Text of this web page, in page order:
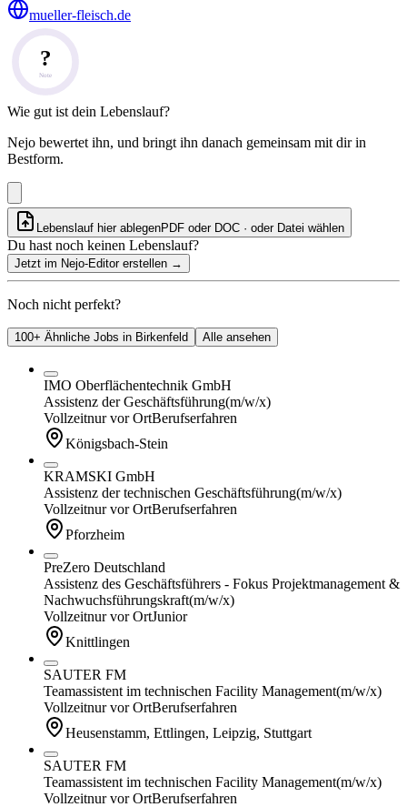
mueller-fleisch.de
?
Note
Wie gut ist dein Lebenslauf?
Nejo bewertet ihn, und bringt ihn danach gemeinsam mit dir in
Bestform.
Lebenslauf hier ablegenPDF oder DOC · oder Datei wählen
Du hast noch keinen Lebenslauf?
Jetzt im Nejo-Editor erstellen →
Noch nicht perfekt?
100+ Ähnliche Jobs in Birkenfeld Alle ansehen
IMO Oberflächentechnik GmbH
Assistenz der Geschäftsführung(m/w/x)
Vollzeitnur vor OrtBerufserfahren
Königsbach-Stein
KRAMSKI GmbH
Assistenz der technischen Geschäftsführung(m/w/x)
Vollzeitnur vor OrtBerufserfahren
Pforzheim
PreZero Deutschland
Assistenz des Geschäftsführers - Fokus Projektmanagement &
Nachwuchsführungskraft(m/w/x)
Vollzeitnur vor OrtJunior
Knittlingen
SAUTER FM
Teamassistent im technischen Facility Management(m/w/x)
Vollzeitnur vor OrtBerufserfahren
Heusenstamm, Ettlingen, Leipzig, Stuttgart
SAUTER FM
Teamassistent im technischen Facility Management(m/w/x)
Vollzeitnur vor OrtBerufserfahren